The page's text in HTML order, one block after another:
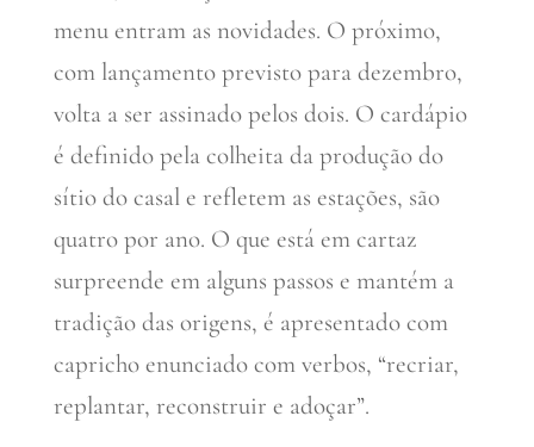
menu entram as novidades. O próximo,
com lançamento previsto para dezembro,
volta a ser assinado pelos dois. O cardápio
é definido pela colheita da produção do
sítio do casal e refletem as estações, são
quatro por ano. O que está em cartaz
surpreende em alguns passos e mantém a
tradição das origens, é apresentado com
capricho enunciado com verbos, “recriar,
replantar, reconstruir e adoçar”.